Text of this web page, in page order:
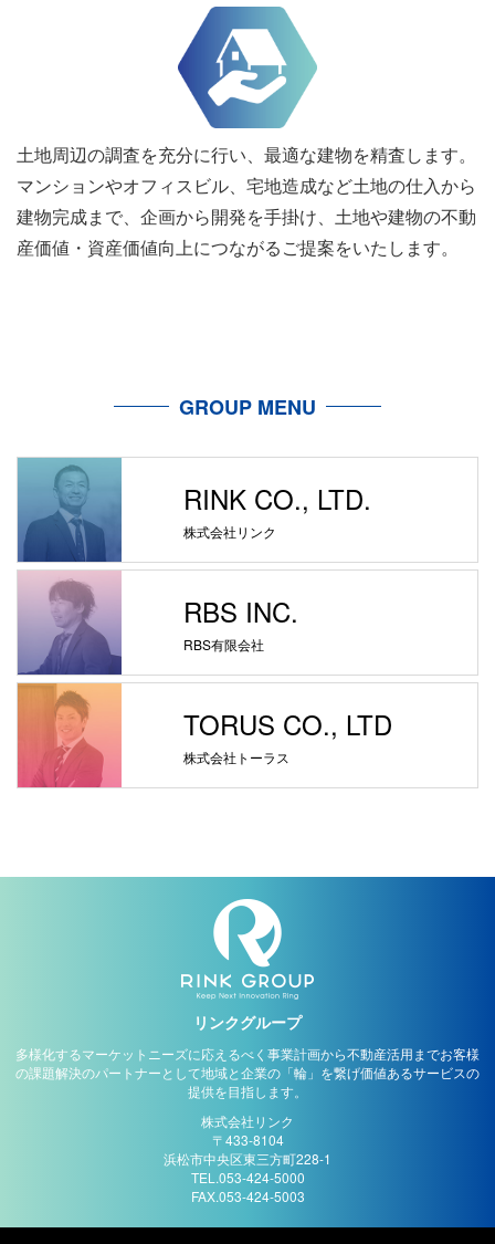
土地周辺の調査を充分に行い、最適な建物を精査します。
マンションやオフィスビル、宅地造成など土地の仕入から
建物完成まで、企画から開発を手掛け、土地や建物の不動
産価値・資産価値向上につながるご提案をいたします。
GROUP MENU
RINK CO., LTD.
株式会社リンク
RBS INC.
RBS有限会社
TORUS CO., LTD
株式会社トーラス
リンクグループ
多様化するマーケットニーズに応えるべく事業計画から不動産活用までお客様
の課題解決のパートナーとして地域と企業の「輪」を繋げ価値あるサービスの
提供を目指します。
株式会社リンク
〒433-8104
浜松市中央区東三方町228-1
TEL.053-424-5000
FAX.053-424-5003